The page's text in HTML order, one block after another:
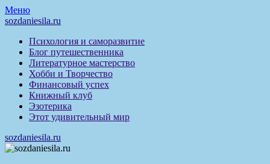
Перейти
к
Меню
sozdaniesila.ru
Психология и саморазвитие
Блог путешественника
Литературное мастерство
Хобби и Творчество
Финансовый успех
Книжный клуб
Эзотерика
Этот удивительный мир
sozdaniesila.ru